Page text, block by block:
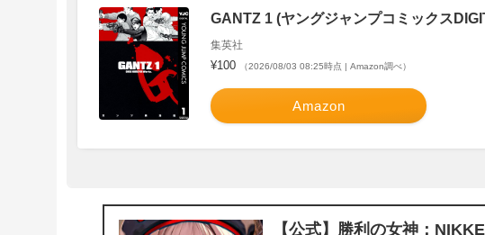
GANTZ 1 (ヤングジャンプコミックス
集英社
¥100 （2026/08/03 08:25時点 | Amazon調べ）
Amazon
【公式】勝利の女神：